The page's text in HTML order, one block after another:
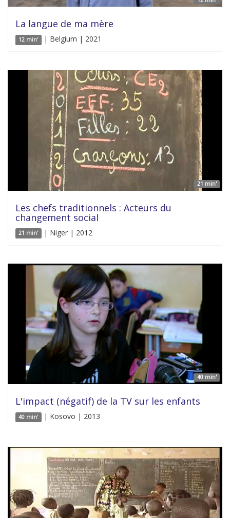
La langue de ma mère
12 min' | Belgium | 2021
21 min'
Les chefs traditionnels : Acteurs du
changement social
21 min' | Niger | 2012
40 min'
L'impact (négatif) de la TV sur les enfants
40 min' | Kosovo | 2013